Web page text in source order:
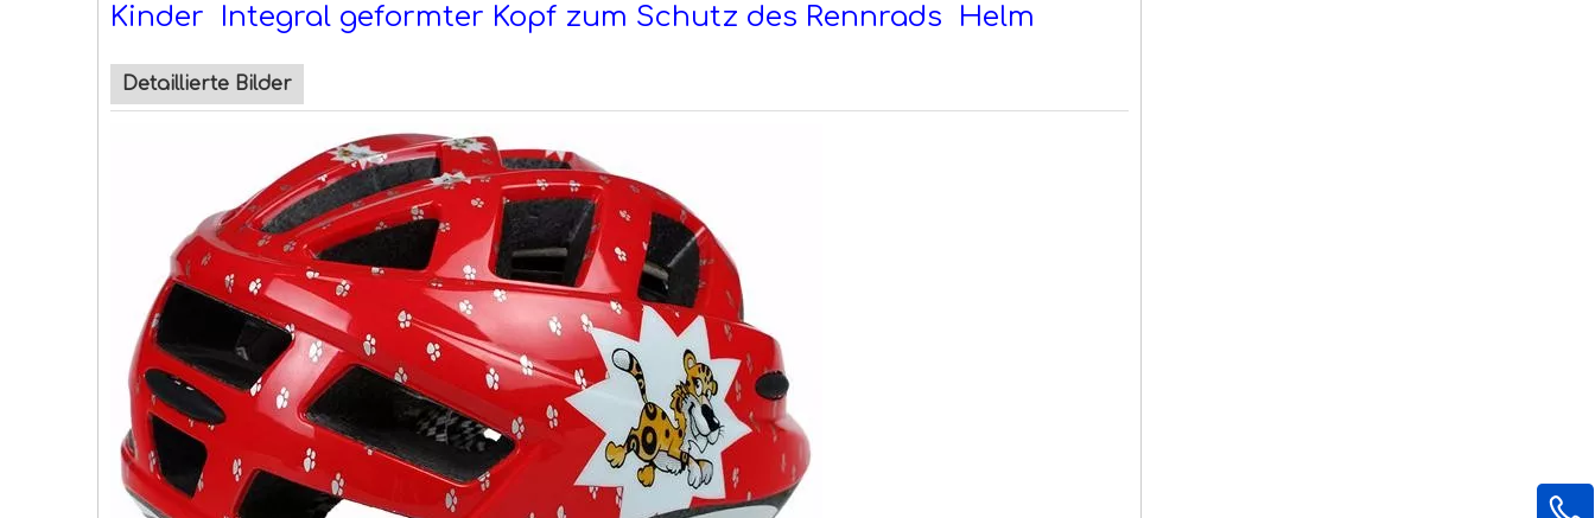
Kinder Integral geformter Kopf zum Schutz des Rennrads Helm
Detaillierte Bilder